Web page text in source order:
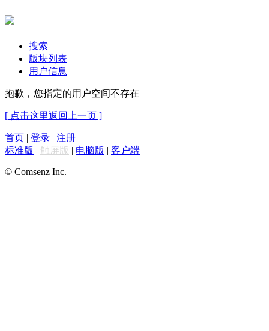
搜索
版块列表
用户信息
抱歉，您指定的用户空间不存在
[ 点击这里返回上一页 ]
首页 | 登录 | 注册
标准版 | 触屏版 | 电脑版 | 客户端
© Comsenz Inc.